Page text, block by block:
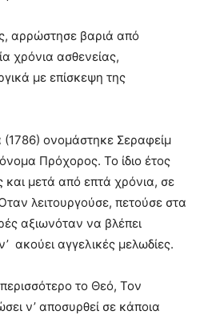
αρρώστησε βαριά από
χρόνια ασθενείας,
με επίσκεψη της
(1786) ονομάστηκε Σεραφείμ
Πρόχορος. Το ίδιο έτος
και μετά από επτά χρόνια, σε
λειτουργούσε, πετούσε στα
αξιωνόταν να βλέπει
ακούει αγγελικές μελωδίες.
το Θεό, Τον
ν’ αποσυρθεί σε κάποια